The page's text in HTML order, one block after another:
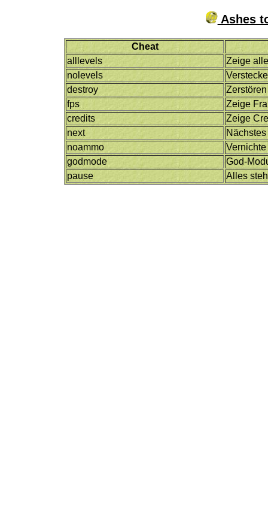
Ashes
Cheat
alllevels
Zeige
nolevels
destroy
fps
Zeige
credits
Zeige
next
noammo
godmode
God-
pause
Alles